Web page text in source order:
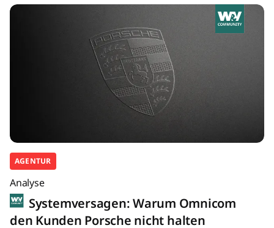
AGENTUR
Analyse
Systemversagen: Warum Omnicom
den Kunden Porsche nicht halten